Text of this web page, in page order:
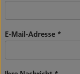
E-Mail-Adresse *